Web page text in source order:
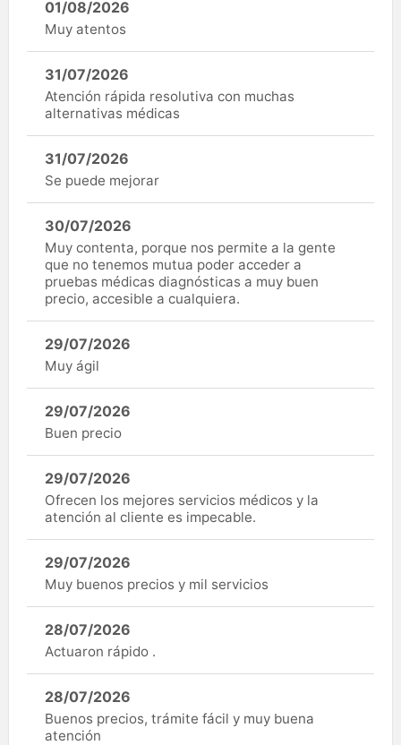
01/08/2026
Muy atentos
31/07/2026
Atención rápida resolutiva con muchas
alternativas médicas
31/07/2026
Se puede mejorar
30/07/2026
Muy contenta, porque nos permite a la gente
que no tenemos mutua poder acceder a
pruebas médicas diagnósticas a muy buen
precio, accesible a cualquiera.
29/07/2026
Muy ágil
29/07/2026
Buen precio
29/07/2026
Ofrecen los mejores servicios médicos y la
atención al cliente es impecable.
29/07/2026
Muy buenos precios y mil servicios
28/07/2026
Actuaron rápido .
28/07/2026
Buenos precios, trámite fácil y muy buena
atención